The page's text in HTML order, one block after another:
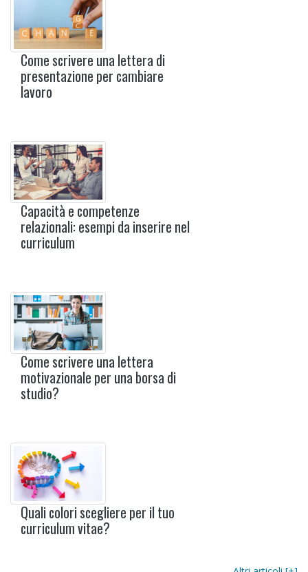
Come scrivere una lettera di
presentazione per cambiare
lavoro
Capacità e competenze
relazionali: esempi da inserire nel
curriculum
Come scrivere una lettera
motivazionale per una borsa di
studio?
Quali colori scegliere per il tuo
curriculum vitae?